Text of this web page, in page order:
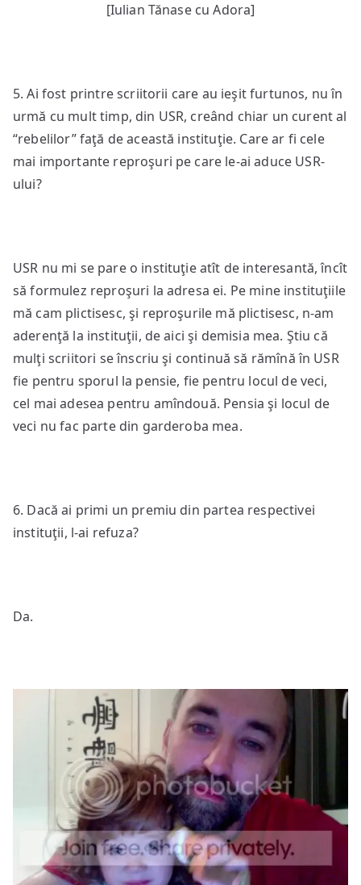
[Iulian Tănase cu Adora]
5. Ai fost printre scriitorii care au ieşit furtunos, nu în
urmă cu mult timp, din USR, creând chiar un curent al
“rebelilor” faţă de această instituţie. Care ar fi cele
mai importante reproşuri pe care le-ai aduce USR-
ului?
USR nu mi se pare o instituţie atît de interesantă, încît
să formulez reproşuri la adresa ei. Pe mine instituţiile
mă cam plictisesc, şi reproşurile mă plictisesc, n-am
aderenţă la instituţii, de aici şi demisia mea. Ştiu că
mulţi scriitori se înscriu şi continuă să rămînă în USR
fie pentru sporul la pensie, fie pentru locul de veci,
cel mai adesea pentru amîndouă. Pensia şi locul de
veci nu fac parte din garderoba mea.
6. Dacă ai primi un premiu din partea respectivei
instituţii, l-ai refuza?
Da.